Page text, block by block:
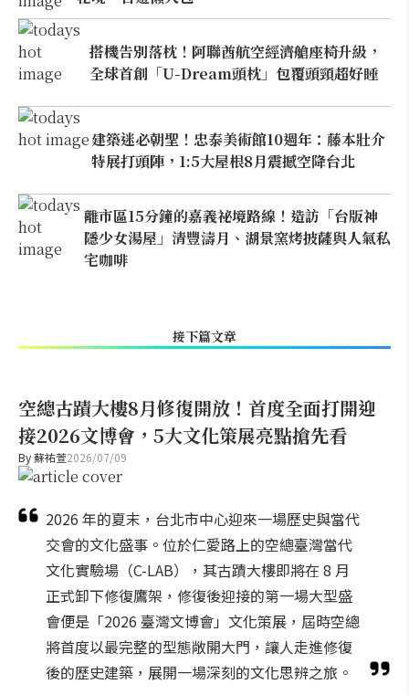
搭機告別落枕！阿聯酋航空經濟艙座椅升級，
全球首創「U-Dream頭枕」包覆頭頸超好睡
建築迷必朝聖！忠泰美術館10週年：藤本壯介
特展打頭陣，1:5大屋根8月震撼空降台北
離市區15分鐘的嘉義祕境路線！造訪「台版神
隱少女湯屋」清豐濤月、湖景窯烤披薩與人氣私
宅咖啡
接下篇文章
空總古蹟大樓8月修復開放！首度全面打開迎
接2026文博會，5大文化策展亮點搶先看
By蘇祐萱2026/07/09
2026 年的夏末，台北市中心迎來一場歷史與當代
交會的文化盛事。位於仁愛路上的空總臺灣當代
文化實驗場（C-LAB），其古蹟大樓即將在 8 月
正式卸下修復鷹架，修復後迎接的第一場大型盛
會便是「2026 臺灣文博會」文化策展，屆時空總
將首度以最完整的型態敞開大門，讓人走進修復
後的歷史建築，展開一場深刻的文化思辨之旅。